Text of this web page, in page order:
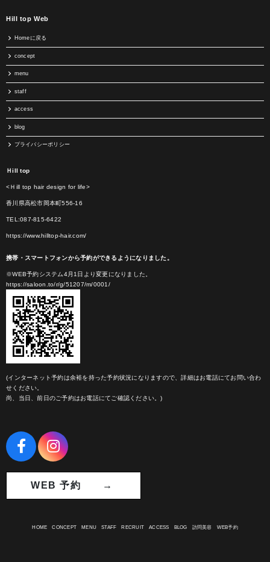
Hill top Web
Homeに戻る
concept
menu
staff
access
blog
プライバシーポリシー
Ｈill top
<Ｈill top hair design for life>
香川県高松市岡本町556-16
TEL:087-815-6422
https://www.hilltop-hair.com/
携帯・スマートフォンから予約ができるようになりました。
※WEB予約システム4月1日より変更になりました。
https://saloon.to/r/g/51207/m/0001/
(インターネット予約は余裕を持った予約状況になりますので、詳細はお電話にてお問い合わ
せください。
尚、当日、前日のご予約はお電話にてご確認ください。)
WEB 予約 →
HOME CONCEPT MENU STAFF RECRUIT ACCESS BLOG 訪問美容 WEB予約